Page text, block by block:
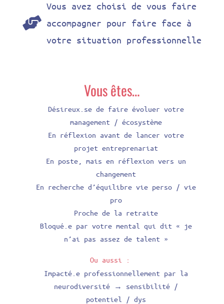

Vous avez choisi de vous faire
accompagner pour faire face à
votre situation professionnelle
Vous êtes…
Désireux.se de faire évoluer votre
management / écosystème
En réflexion avant de lancer votre
projet entreprenariat
En poste, mais en réflexion vers un
changement
En recherche d’équilibre vie perso / vie
pro
Proche de la retraite
Bloqué.e par votre mental qui dit « je
n’ai pas assez de talent »
Ou aussi :
Impacté.e professionnellement par la
neurodiversité → sensibilité /
potentiel / dys